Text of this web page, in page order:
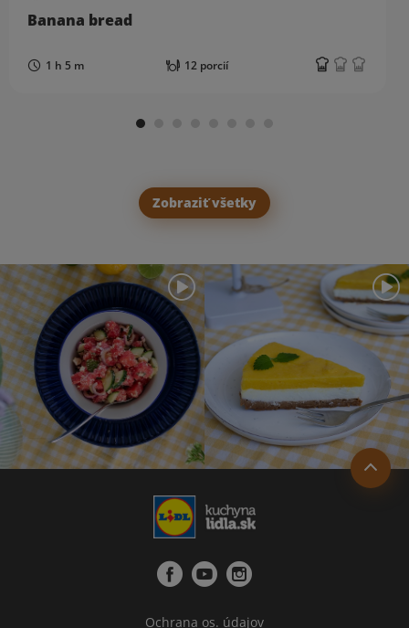
Banana bread
1 h 5 m 12 porcií
Zobraziť všetky
Ochrana os. údajov